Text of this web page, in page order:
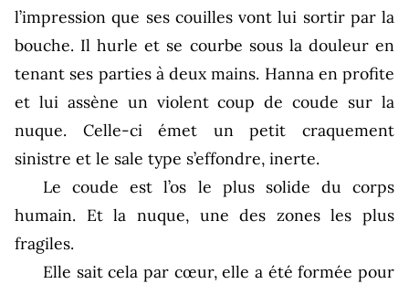
l’impression que ses couilles vont lui sortir par la
bouche. Il hurle et se courbe sous la douleur en
tenant ses parties à deux mains. Hanna en profite
et lui assène un violent coup de coude sur la
nuque. Celle-ci émet un petit craquement
sinistre et le sale type s’effondre, inerte.
Le coude est l’os le plus solide du corps
humain. Et la nuque, une des zones les plus
fragiles.
Elle sait cela par cœur, elle a été formée pour